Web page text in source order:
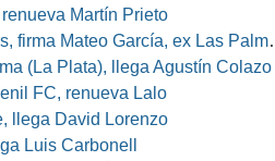
Martín Prieto
García, ex Las Palmas, Osasuna o Alcorcón
(La Plata), llega Agustín Colazo
FC, renueva Lalo
llega David Lorenzo
Luis Carbonell